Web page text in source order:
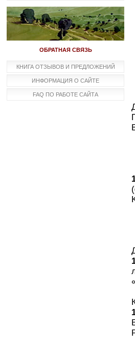
ОБРАТНАЯ СВЯЗЬ
КНИГА ОТЗЫВОВ И ПРЕДЛОЖЕНИЙ
ИНФОРМАЦИЯ О САЙТЕ
FAQ ПО РАБОТЕ САЙТА